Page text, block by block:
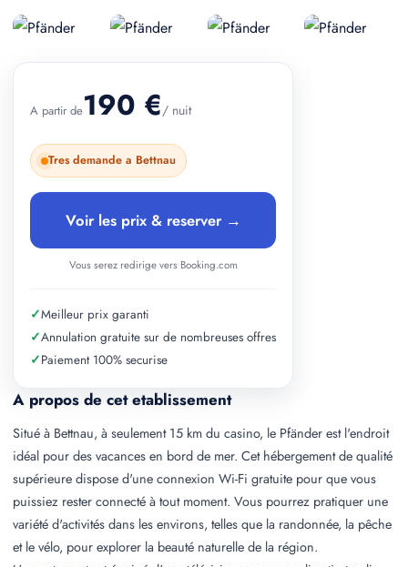
A propos de cet etablissement
Situé à Bettnau, à seulement 15 km du casino, le Pfänder est l'endroit
idéal pour des vacances en bord de mer. Cet hébergement de qualité
supérieure dispose d'une connexion Wi-Fi gratuite pour que vous
puissiez rester connecté à tout moment. Vous pourrez pratiquer une
variété d'activités dans les environs, telles que la randonnée, la pêche
et le vélo, pour explorer la beauté naturelle de la région.
A partir de190 €/ nuit
Tres demande a Bettnau
Voir les prix & reserver →
Vous serez redirige vers Booking.com
✓Meilleur prix garanti
✓Annulation gratuite sur de nombreuses offres
✓Paiement 100% securise